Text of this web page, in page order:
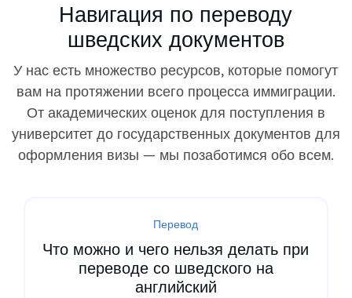
Навигация по переводу
шведских документов
У нас есть множество ресурсов, которые помогут
вам на протяжении всего процесса иммиграции.
От академических оценок для поступления в
университет до государственных документов для
оформления визы — мы позаботимся обо всем.
Перевод
Что можно и чего нельзя делать при
переводе со шведского на
английский